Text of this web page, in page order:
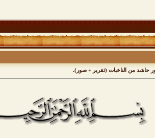
حاشد من الناخبات (تقرير + صور).